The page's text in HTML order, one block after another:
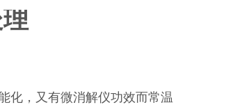
化，又有微消解仪功效而常温